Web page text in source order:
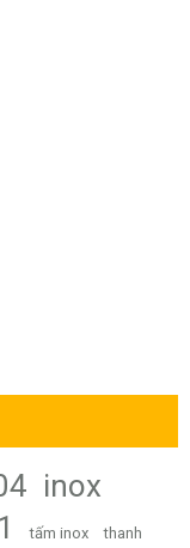
inox
tấm inox
thanh